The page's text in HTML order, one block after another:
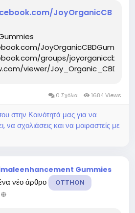
JoyOrganicCB
JoyOrganicCBDGummies/
groups/
viewer/
0 Σχόλια 1684 Views
στην Κοινότητά μας για να
να σχολιάσεις και να μοιραστείς με
Gummies
νέο άρθρο OTTHON